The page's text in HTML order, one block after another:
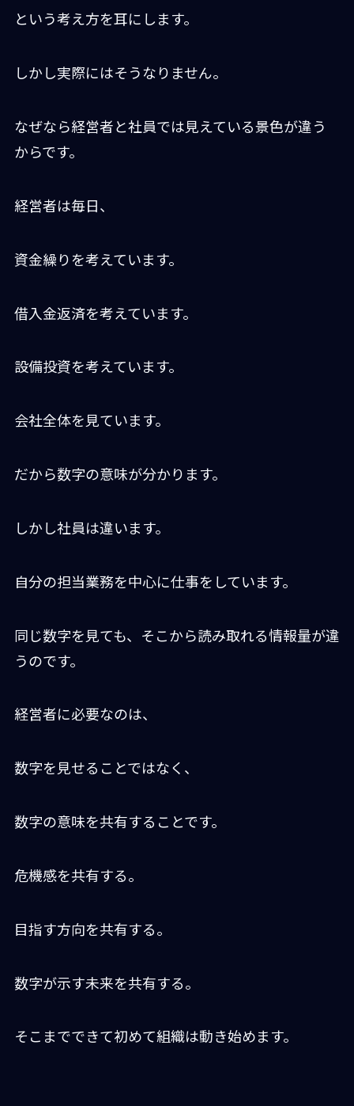
という考え方を耳にします。
しかし実際にはそうなりません。
なぜなら経営者と社員では見えている景色が違う
からです。
経営者は毎日、
資金繰りを考えています。
借入金返済を考えています。
設備投資を考えています。
会社全体を見ています。
だから数字の意味が分かります。
しかし社員は違います。
自分の担当業務を中心に仕事をしています。
同じ数字を見ても、そこから読み取れる情報量が違
うのです。
経営者に必要なのは、
数字を見せることではなく、
数字の意味を共有することです。
危機感を共有する。
目指す方向を共有する。
数字が示す未来を共有する。
そこまでできて初めて組織は動き始めます。